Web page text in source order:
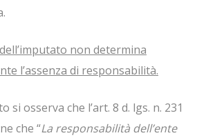
non determina
l’assenza di responsabilità.
si osserva che l’art. 8 d. lgs. n. 231
che “La responsabilità dell’ente